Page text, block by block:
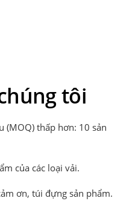
tôi
(MOQ) thấp hơn: 10 sản
của các loại vải.
ơn, túi đựng sản phẩm.